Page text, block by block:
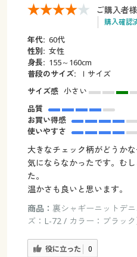
ご購入者様
購入確認
年代: 60代
性別: 女性
身長: 155～160cm
普段のサイズ:
ｌサイズ
サイズ感 小さい
品質
お買い得感
使いやすさ
大きなチェック柄がどうか
気にならなかったです。む
た。
温かさも良いと思います。
商品： 裏シャギーニットデ
ズ：L-72 / カラー：ブラック
役に立った 0